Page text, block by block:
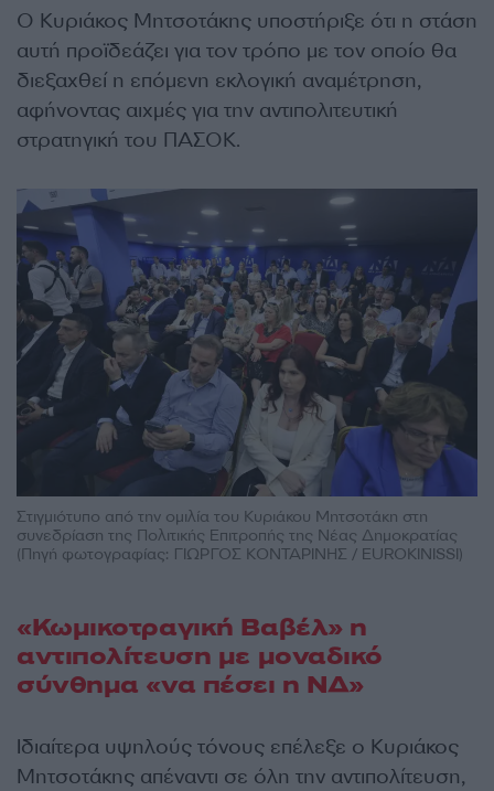
Ο Κυριάκος Μητσοτάκης υποστήριξε ότι η στάση
αυτή προϊδεάζει για τον τρόπο με τον οποίο θα
διεξαχθεί η επόμενη εκλογική αναμέτρηση,
αφήνοντας αιχμές για την αντιπολιτευτική
στρατηγική του ΠΑΣΟΚ.
Στιγμιότυπο από την ομιλία του Κυριάκου Μητσοτάκη στη
συνεδρίαση της Πολιτικής Επιτροπής της Νέας Δημοκρατίας
(Πηγή φωτογραφίας: ΓΙΩΡΓΟΣ ΚΟΝΤΑΡΙΝΗΣ / EUROKINISSI)
«Κωμικοτραγική Βαβέλ» η
αντιπολίτευση με μοναδικό
σύνθημα «να πέσει η ΝΔ»
Ιδιαίτερα υψηλούς τόνους επέλεξε ο Κυριάκος
Μητσοτάκης απέναντι σε όλη την αντιπολίτευση,